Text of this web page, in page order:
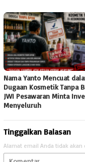
Nama Yanto Mencuat
Dugaan Kosmetik Tanpa
JWI Pesawaran Minta
Menyeluruh
Tinggalkan Balasan
Alamat email Anda tidak akan